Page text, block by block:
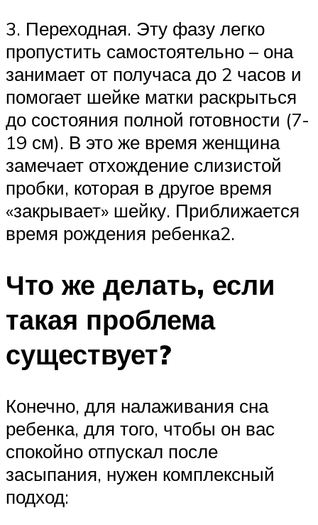
3. Переходная. Эту фазу легко
пропустить самостоятельно – она
занимает от получаса до 2 часов и
помогает шейке матки раскрыться
до состояния полной готовности (7-
19 см). В это же время женщина
замечает отхождение слизистой
пробки, которая в другое время
«закрывает» шейку. Приближается
время рождения ребенка2.
Что же делать, если
такая проблема
существует?
Конечно, для налаживания сна
ребенка, для того, чтобы он вас
спокойно отпускал после
засыпания, нужен комплексный
подход: